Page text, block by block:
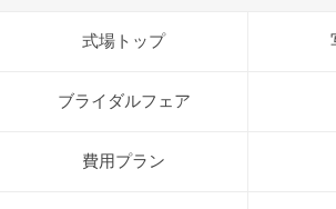
式場トップ
ブライダルフェア
費用プラン